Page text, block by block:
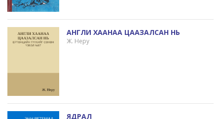
АНГЛИ ХААНАА ЦААЗАЛСАН НЬ
Ж. Неру
ЯДРАЛ